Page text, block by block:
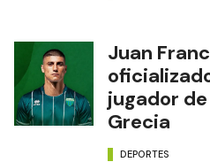
Juan
jugador
Grecia
DEPORTES